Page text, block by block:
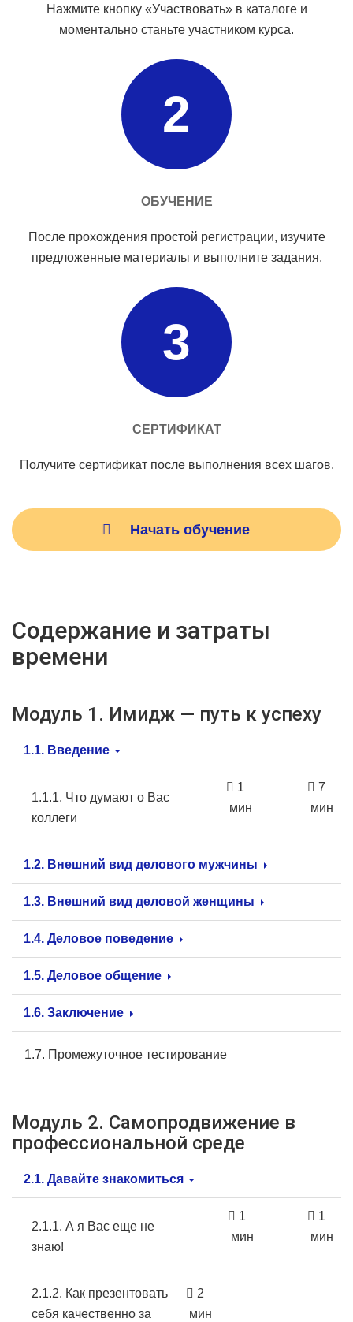
Нажмите кнопку «Участвовать» в каталоге и
моментально станьте участником курса.
2
ОБУЧЕНИЕ
После прохождения простой регистрации, изучите
предложенные материалы и выполните задания.
3
СЕРТИФИКАТ
Получите сертификат после выполнения всех шагов.
Начать обучение
Содержание и затраты
времени
Модуль 1. Имидж — путь к успеху
1.1. Введение
1.1.1. Что думают о Вас
коллеги
1
мин
7
мин
1.2. Внешний вид делового мужчины
1.3. Внешний вид деловой женщины
1.4. Деловое поведение
1.5. Деловое общение
1.6. Заключение
1.7. Промежуточное тестирование
Модуль 2. Самопродвижение в
профессиональной среде
2.1. Давайте знакомиться
2.1.1. А я Вас еще не
знаю!
1
мин
1
мин
2.1.2. Как презентовать
себя качественно за
2
мин